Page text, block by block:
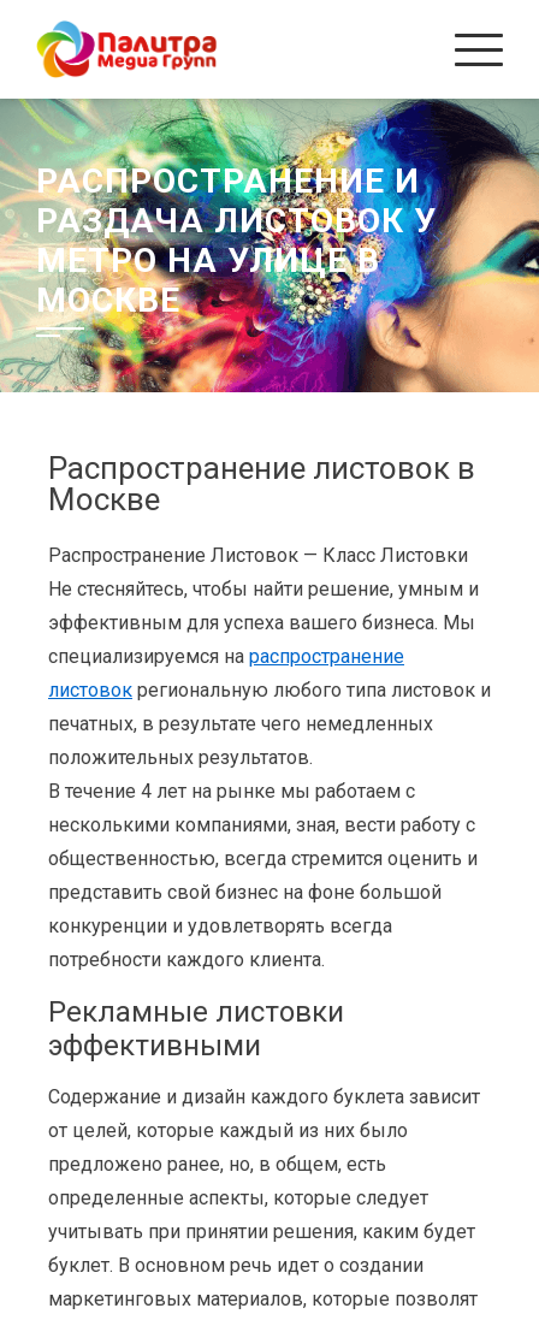
РАСПРОСТРАНЕНИЕ И
РАЗДАЧА ЛИСТОВОК У
МЕТРО НА УЛИЦЕ В
МОСКВЕ
Распространение листовок в
Москве
Распространение Листовок — Класс Листовки
Не стесняйтесь, чтобы найти решение, умным и
эффективным для успеха вашего бизнеса. Мы
специализируемся на распространение
листовок региональную любого типа листовок и
печатных, в результате чего немедленных
положительных результатов.
В течение 4 лет на рынке мы работаем с
несколькими компаниями, зная, вести работу с
общественностью, всегда стремится оценить и
представить свой бизнес на фоне большой
конкуренции и удовлетворять всегда
потребности каждого клиента.
Рекламные листовки
эффективными
Содержание и дизайн каждого буклета зависит
от целей, которые каждый из них было
предложено ранее, но, в общем, есть
определенные аспекты, которые следует
учитывать при принятии решения, каким будет
буклет. В основном речь идет о создании
маркетинговых материалов, которые позволят